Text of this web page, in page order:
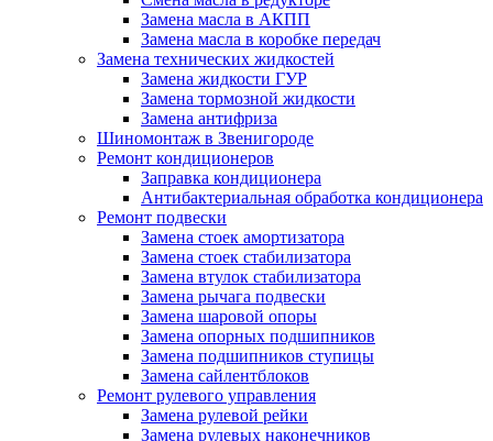
Замена масла в АКПП
Замена масла в коробке передач
Замена технических жидкостей
Замена жидкости ГУР
Замена тормозной жидкости
Замена антифриза
Шиномонтаж в Звенигороде
Ремонт кондиционеров
Заправка кондиционера
Антибактериальная обработка кондиционера
Ремонт подвески
Замена стоек амортизатора
Замена стоек стабилизатора
Замена втулок стабилизатора
Замена рычага подвески
Замена шаровой опоры
Замена опорных подшипников
Замена подшипников ступицы
Замена сайлентблоков
Ремонт рулевого управления
Замена рулевой рейки
Замена рулевых наконечников